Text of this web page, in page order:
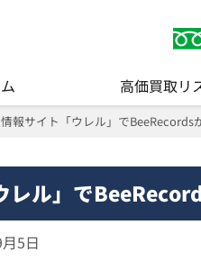
高価買取リ
報サイト「ウレル」でBeeRecords
レル」で
5日